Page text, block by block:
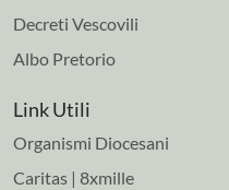
Decreti Vescovili
Albo Pretorio
Link Utili
Organismi Diocesani
Caritas | 8xmille